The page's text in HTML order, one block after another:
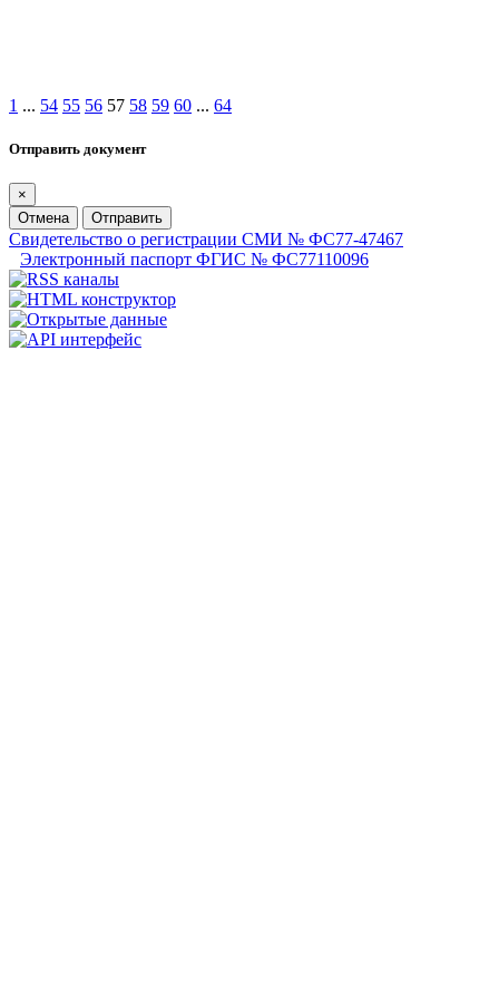
1 ... 54 55 56 57 58 59 60 ... 64
Отправить документ
×
Отмена
Отправить
Свидетельство о регистрации СМИ № ФС77-47467
Электронный паспорт ФГИС № ФС77110096